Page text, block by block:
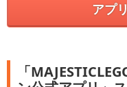
アプ
「